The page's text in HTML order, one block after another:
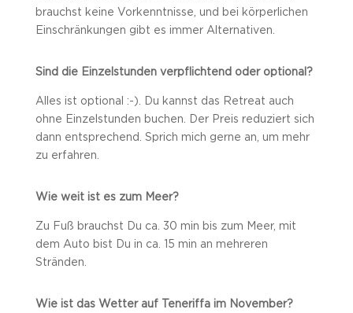
brauchst keine Vorkenntnisse, und bei körperlichen
Einschränkungen gibt es immer Alternativen.
Sind die Einzelstunden verpflichtend oder optional?
Alles ist optional :-). Du kannst das Retreat auch
ohne Einzelstunden buchen. Der Preis reduziert sich
dann entsprechend. Sprich mich gerne an, um mehr
zu erfahren.
Wie weit ist es zum Meer?
Zu Fuß brauchst Du ca. 30 min bis zum Meer, mit
dem Auto bist Du in ca. 15 min an mehreren
Stränden.
Wie ist das Wetter auf Teneriffa im November?